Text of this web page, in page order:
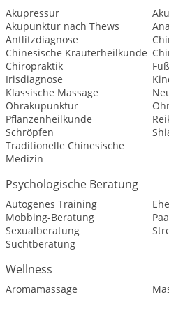
Akupressur
Akupunktur nach Thews
Antlitzdiagnose
Chinesische Kräuterheilkunde
Chiropraktik
Irisdiagnose
Klassische Massage
Ohrakupunktur
Pflanzenheilkunde
Schröpfen
Traditionelle Chinesische
Medizin
Psychologische Beratung
Autogenes Training
Mobbing-Beratung
Sexualberatung
Suchtberatung
Wellness
Aromamassage